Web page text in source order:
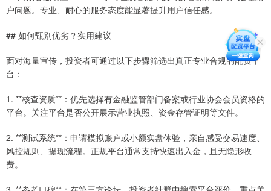
户问题。专业、耐心的服务态度能显著提升用户信任感。
## 如何甄别优劣？实用建议
面对海量宣传，投资者可通过以下步骤筛选出真正专业合规的配资平
台：
1. **核查资质**：优先选择有金融监管部门备案或行业协会会员资格的
平台。关注平台是否公开展示营业执照、资金存管证明等文件。
2. **测试系统**：申请模拟账户或小额实盘体验，亲自感受交易速度、
风控规则、提现流程。正规平台通常支持快速出入金，且无隐形收
费。